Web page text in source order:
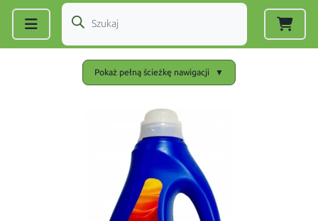
Pokaż pełną ścieżkę nawigacji ▼